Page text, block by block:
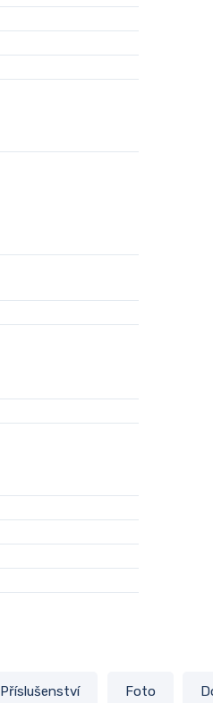
Příslušenství Foto